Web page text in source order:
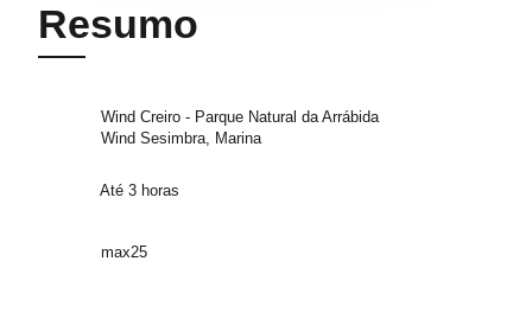
Resumo
Wind Creiro - Parque Natural da Arrábida
Wind Sesimbra, Marina
Até 3 horas
max25